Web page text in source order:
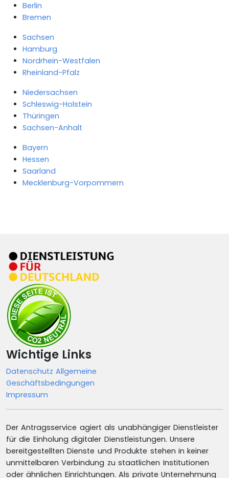
Berlin
Bremen
Sachsen
Hamburg
Nordrhein-Westfalen
Rheinland-Pfalz
Niedersachsen
Schleswig-Holstein
Thüringen
Sachsen-Anhalt
Bayern
Hessen
Saarland
Mecklenburg-Vorpommern
Wichtige Links
DatenschutzAllgemeine
Geschäftsbedingungen
Impressum
Der Antragsservice agiert als unabhängiger Dienstleister
für die Einholung digitaler Dienstleistungen. Unsere
bereitgestellten Dienste und Produkte stehen in keiner
unmittelbaren Verbindung zu staatlichen Institutionen
oder ähnlichen Einrichtungen. Als private Unternehmung